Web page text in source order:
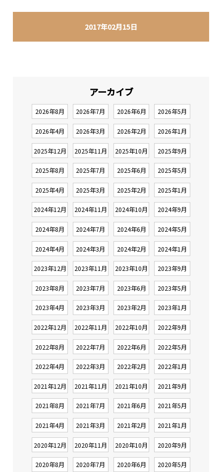
2017年02月15日
アーカイブ
2026年8月 2026年7月 2026年6月 2026年5月
2026年4月 2026年3月 2026年2月 2026年1月
2025年12月 2025年11月 2025年10月 2025年9月
2025年8月 2025年7月 2025年6月 2025年5月
2025年4月 2025年3月 2025年2月 2025年1月
2024年12月 2024年11月 2024年10月 2024年9月
2024年8月 2024年7月 2024年6月 2024年5月
2024年4月 2024年3月 2024年2月 2024年1月
2023年12月 2023年11月 2023年10月 2023年9月
2023年8月 2023年7月 2023年6月 2023年5月
2023年4月 2023年3月 2023年2月 2023年1月
2022年12月 2022年11月 2022年10月 2022年9月
2022年8月 2022年7月 2022年6月 2022年5月
2022年4月 2022年3月 2022年2月 2022年1月
2021年12月 2021年11月 2021年10月 2021年9月
2021年8月 2021年7月 2021年6月 2021年5月
2021年4月 2021年3月 2021年2月 2021年1月
2020年12月 2020年11月 2020年10月 2020年9月
2020年8月 2020年7月 2020年6月 2020年5月